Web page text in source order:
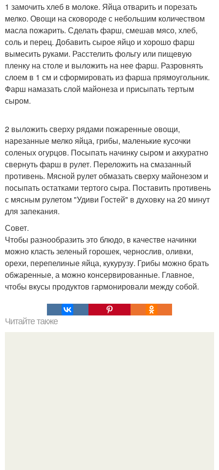
1 замочить хлеб в молоке. Яйца отварить и порезать
мелко. Овощи на сковороде с небольшим количеством
масла пожарить. Сделать фарш, смешав мясо, хлеб,
соль и перец. Добавить сырое яйцо и хорошо фарш
вымесить руками. Расстелить фольгу или пищевую
пленку на столе и выложить на нее фарш. Разровнять
слоем в 1 см и сформировать из фарша прямоугольник.
Фарш намазать слой майонеза и присыпать тертым
сыром.
2 выложить сверху рядами пожаренные овощи,
нарезанные мелко яйца, грибы, маленькие кусочки
соленых огурцов. Посыпать начинку сыром и аккуратно
свернуть фарш в рулет. Переложить на смазанный
противень. Мясной рулет обмазать сверху майонезом и
посыпать остатками тертого сыра. Поставить противень
с мясным рулетом "Удиви Гостей" в духовку на 20 минут
для запекания.
Совет.
Чтобы разнообразить это блюдо, в качестве начинки
можно класть зеленый горошек, чернослив, оливки,
орехи, перепелиные яйца, кукурузу. Грибы можно брать
обжаренные, а можно консервированные. Главное,
чтобы вкусы продуктов гармонировали между собой.
Читайте также